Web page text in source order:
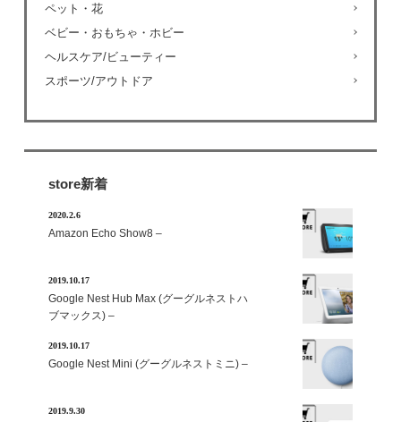
ペット・花
ベビー・おもちゃ・ホビー
ヘルスケア/ビューティー
スポーツ/アウトドア
store新着
2020.2.6
Amazon Echo Show8 –
2019.10.17
Google Nest Hub Max (グーグルネストハ
ブマックス) –
2019.10.17
Google Nest Mini (グーグルネストミニ) –
2019.9.30